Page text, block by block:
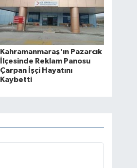
Kahramanmaraş'ın Pazarcık
İlçesinde Reklam Panosu
Çarpan İşçi Hayatını
Kaybetti